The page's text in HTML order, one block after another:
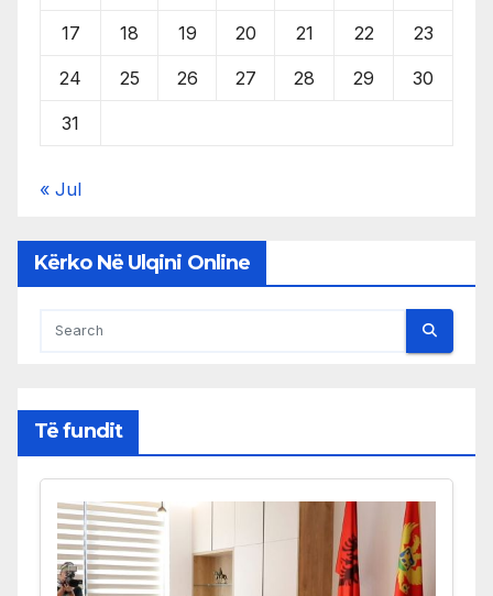
17 18 19 20 21 22 23
24 25 26 27 28 29 30
31
« Jul
Kërko Në Ulqini Online
Të fundit